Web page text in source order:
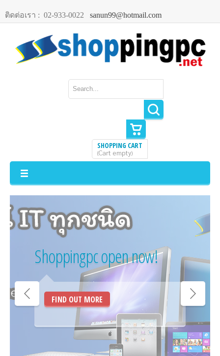
ติดต่อเรา : 02-933-0022 sanun99@hotmail.com
SHOPPING CART
(Cart empty)
Shoppingpc open now!
FIND OUT MORE